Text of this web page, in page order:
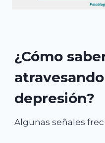
¿Cómo
depresión?
Algunas señales